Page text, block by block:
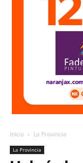
Inicio La Provincia
La Provincia